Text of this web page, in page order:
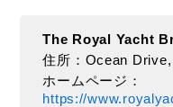
The Royal Yacht
住所：Ocean
ホームページ：
https://